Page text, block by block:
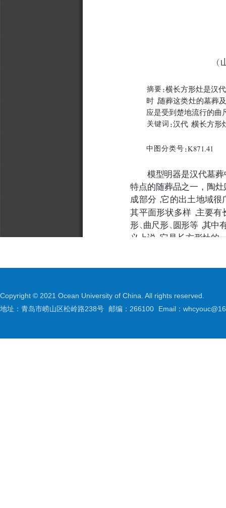
Copyright © 2021 Ocean University of China. All rights reserved.
地址：青岛市崂山区松岭路238号
邮编：266100 Email：